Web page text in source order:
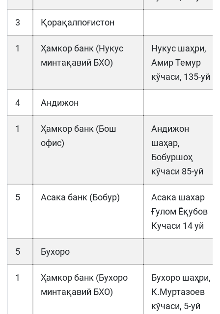
3 Қорақалпоғистон
1
Ҳамкор банк (Нукус
минтақавий БХО)
Нукус шаҳри,
Амир Темур
кўчаси, 135-уй
4 Андижон
1
Ҳамкор банк (Бош
офис)
Андижон
шаҳар,
Бобуршоҳ
кўчаси 85-уй
5 Асака банк (Бобур)
Асака шахар
Ғулом Ёқубов
Кучаси 14 уй
5 Бухоро
1
Ҳамкор банк (Бухоро
минтақавий БХО)
Бухоро шаҳри,
К.Муртазоев
кўчаси, 5-уй